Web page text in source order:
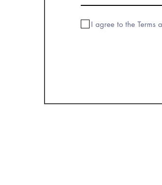
I agree to the Terms